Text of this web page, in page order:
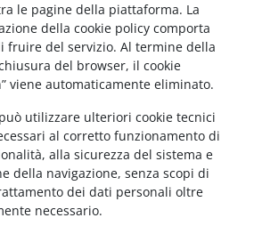
le pagine della piattaforma. La
della cookie policy comporta
fruire del servizio. Al termine della
del browser, il cookie
viene automaticamente eliminato.
utilizzare ulteriori cookie tecnici
al corretto funzionamento di
alla sicurezza del sistema e
della navigazione, senza scopi di
dei dati personali oltre
necessario.